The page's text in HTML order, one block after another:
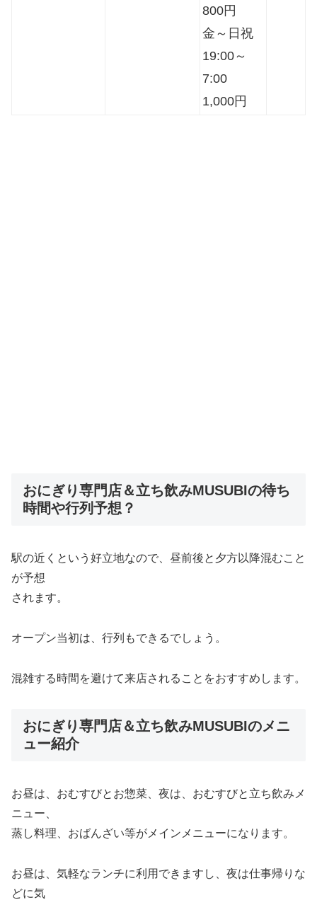
800円
金～日祝
19:00～
7:00
1,000円
おにぎり専門店＆立ち飲みMUSUBIの待ち
時間や行列予想？
駅の近くという好立地なので、昼前後と夕方以降混むこと
が予想
されます。
オープン当初は、行列もできるでしょう。
混雑する時間を避けて来店されることをおすすめします。
おにぎり専門店＆立ち飲みMUSUBIのメニ
ュー紹介
お昼は、おむすびとお惣菜、夜は、おむすびと立ち飲みメ
ニュー、
蒸し料理、おばんざい等がメインメニューになります。
お昼は、気軽なランチに利用できますし、夜は仕事帰りな
どに気